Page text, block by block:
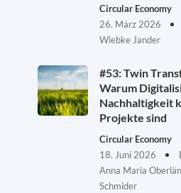
Circular Economy
26. März 2026
Wiebke Jander
#53: Twin
Warum
Nachhaltigkeit
Projekte sind
Circular Economy
18. Juni 2026
Anna Maria
Schmider